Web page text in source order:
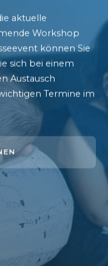
aktuelle
Workshop
können Sie
sich bei einem
Austausch
Termine im